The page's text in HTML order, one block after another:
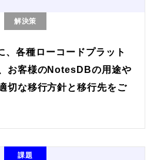
解決策
各種ローコードプラット
お客様のNotesDBの用途や
切な移行方針と移行先をご
課題